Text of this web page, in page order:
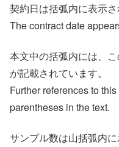
契約日は括弧内に表示さ
The contract date
本文中の括弧内には、
が記載されています。
Further references to
parentheses in the text.
サンプル数は山括弧内に